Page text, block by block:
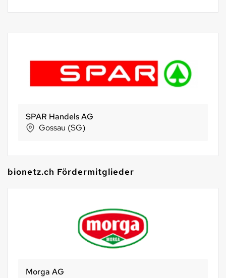
Hosberg AG
Rüti
bionetz.ch Fördermitglieder
Holle baby food AG